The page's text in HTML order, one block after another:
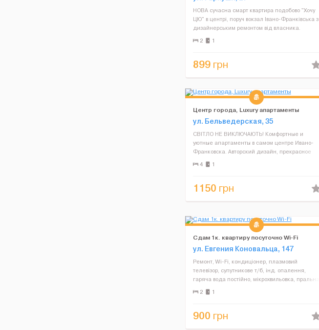
НОВА сучасна смарт квартира подобово "Хочу
ЦЮ" в центрі, поруч вокзал Івано-Франківська з
дизайнерським ремонтом від власника.
Детальніше в Google по запиту: ХОЧУ ЦЮ
Чудовий варіант, де ціна відповідає якості!
2 1
899грн
Центр города, Luxury апартаменты
ул. Бельведерская, 35
СВІТЛО НЕ ВИКЛЮЧАЮТЬ! Комфортные и
уютные апартаменты в самом центре Ивано-
Франковска. Авторский дизайн, прекрасное
расположение, 5 минуты до Ратуши и
пешеходной улицы-"стометровки", а также
4 1
1150 грн
Сдам 1к. квартиру посуточно Wi-Fi
ул. Евгения Коновальца, 147
Ремонт, Wi-Fi, кондиціонер, плазмовий
телевізор, супутникове т/б, інд. опалення,
гаряча вода постійно, мікрохвильовка, пральна
машинка, електрочайник, постіль, посуд,
праска, з парковкою у дворі проблеми немає.
2 1
900 грн